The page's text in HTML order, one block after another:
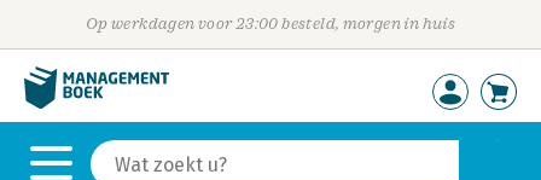
Op werkdagen voor 23:00 besteld, morgen in huis